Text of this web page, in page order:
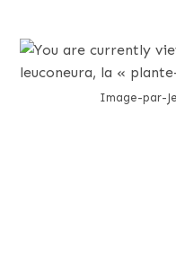
Image-par-